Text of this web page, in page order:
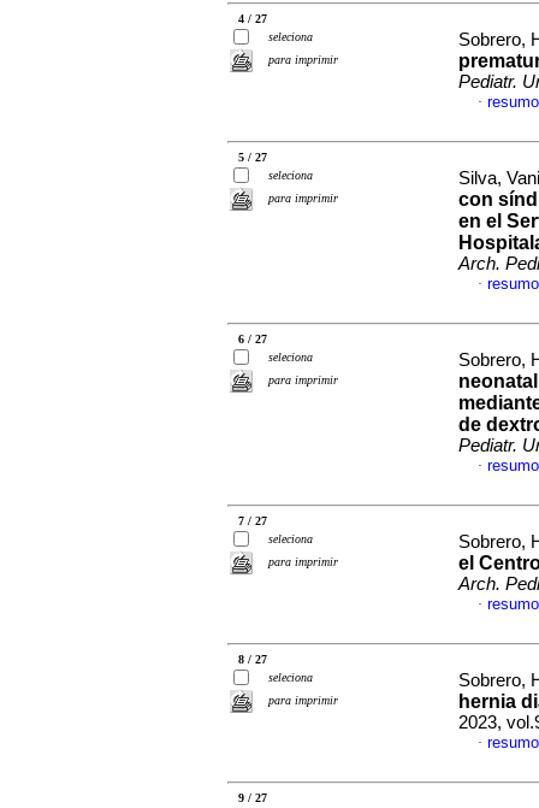
4 / 27
seleciona
para imprimir
Sobrero,
Pediatr.
·
5 / 27
seleciona
para imprimir
Silva,
con
en el
Arch.
·
6 / 27
seleciona
para imprimir
Sobrero,
de
Pediatr.
·
7 / 27
seleciona
para imprimir
Sobrero,
el
Arch.
·
8 / 27
seleciona
para imprimir
Sobrero,
hernia
2023,
·
9 / 27